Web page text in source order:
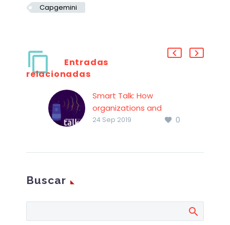
Capgemini
Entradas
relacionadas
Smart Talk: How
organizations and
consumers are
Informe elaborado por
0
24 Sep 2019
Buscar